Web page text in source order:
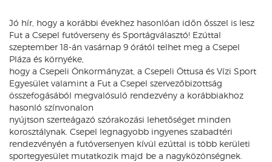
Jó hír, hogy a korábbi évekhez hasonlóan időn ősszel is lesz
Fut a Csepel futóverseny és Sportágválasztó! Ezúttal
szeptember 18-án vasárnap 9 órától telhet meg a Csepel
Pláza és környéke,
hogy a Csepeli Önkormányzat, a Csepeli Öttusa és Vízi Sport
Egyesület valamint a Fut a Csepel szervezőbizottság
összefogásából megvalósuló rendezvény a korábbiakhoz
hasonló színvonalon
nyújtson szerteágazó szórakozási lehetőséget minden
korosztálynak. Csepel legnagyobb ingyenes szabadtéri
rendezvényén a futóversenyen kívül ezúttal is több kerületi
sportegyesület mutatkozik majd be a nagyközönségnek.